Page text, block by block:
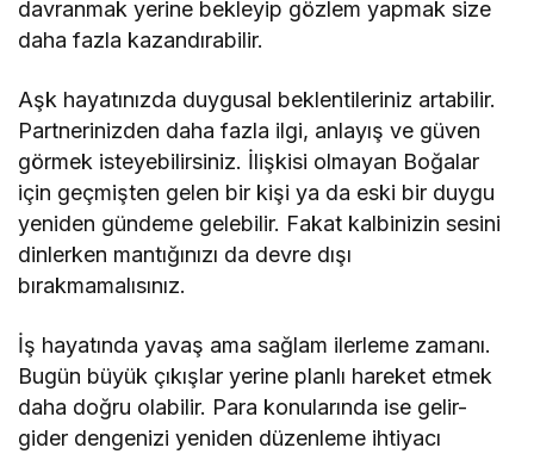
davranmak yerine bekleyip gözlem yapmak size
daha fazla kazandırabilir.
Aşk hayatınızda duygusal beklentileriniz artabilir.
Partnerinizden daha fazla ilgi, anlayış ve güven
görmek isteyebilirsiniz. İlişkisi olmayan Boğalar
için geçmişten gelen bir kişi ya da eski bir duygu
yeniden gündeme gelebilir. Fakat kalbinizin sesini
dinlerken mantığınızı da devre dışı
bırakmamalısınız.
İş hayatında yavaş ama sağlam ilerleme zamanı.
Bugün büyük çıkışlar yerine planlı hareket etmek
daha doğru olabilir. Para konularında ise gelir-
gider dengenizi yeniden düzenleme ihtiyacı